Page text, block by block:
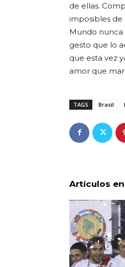
de ellas.
imposibles de
Mundo nunca
gesto que lo
que esta vez
amor que
TAGS Brasil
Artículos